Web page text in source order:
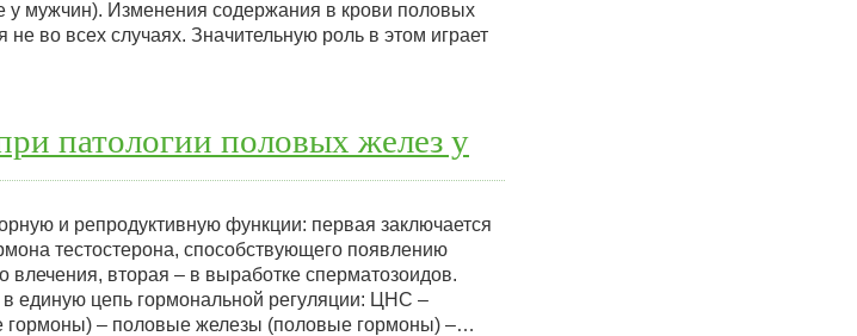
у мужчин). Изменения содержания в крови половых
во всех случаях. Значительную роль в этом играет
патологии половых желез у
и репродуктивную функции: первая заключается
тестостерона, способствующего появлению
влечения, вторая – в выработке сперматозоидов.
единую цепь гормональной регуляции: ЦНС –
гормоны) – половые железы (половые гормоны) –…